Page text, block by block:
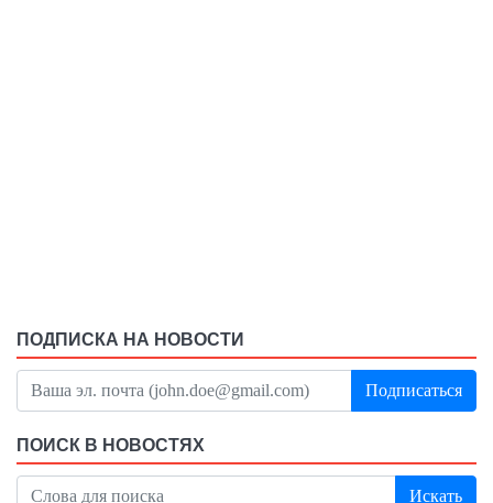
ПОДПИСКА НА НОВОСТИ
Подписаться
ПОИСК В НОВОСТЯХ
Искать